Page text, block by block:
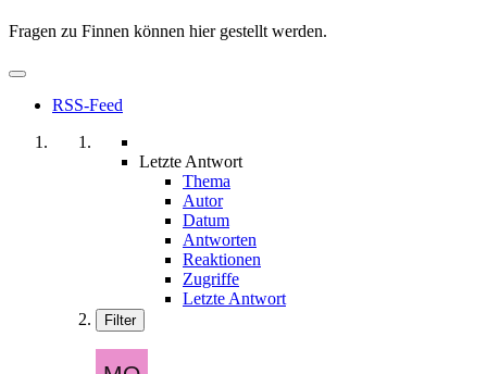
Fragen zu Finnen können hier gestellt werden.
RSS-Feed
Letzte Antwort
Thema
Autor
Datum
Antworten
Reaktionen
Zugriffe
Letzte Antwort
Filter